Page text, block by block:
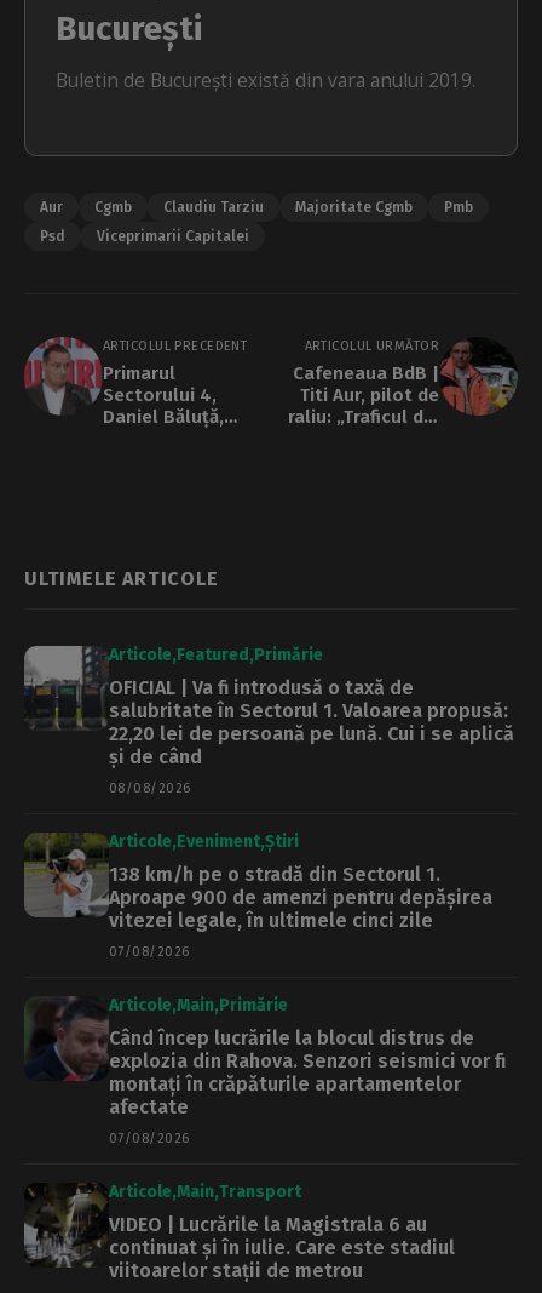
București
Buletin de București există din vara anului 2019.
Aur Cgmb Claudiu Tarziu Majoritate Cgmb
Pmb
Psd
Viceprimarii Capitalei
ARTICOLUL PRECEDENT
Primarul
Sectorului 4,
Daniel Băluță,
ARTICOLUL URMĂTOR
Cafeneaua BdB |
Titi Aur, pilot de
raliu: „Traficul din
ULTIMELE ARTICOLE
Articole Featured Primărie
OFICIAL | Va fi introdusă o taxă de
salubritate în Sectorul 1. Valoarea propusă:
22,20 lei de persoană pe lună. Cui i se aplică
și de când
08/08/2026
Articole Eveniment Știri
138 km/h pe o stradă din Sectorul 1.
Aproape 900 de amenzi pentru depășirea
vitezei legale, în ultimele cinci zile
07/08/2026
Articole Main Primărie
Când încep lucrările la blocul distrus de
explozia din Rahova. Senzori seismici vor fi
montați în crăpăturile apartamentelor
afectate
07/08/2026
Articole Main Transport
VIDEO | Lucrările la Magistrala 6 au
continuat și în iulie. Care este stadiul
viitoarelor stații de metrou